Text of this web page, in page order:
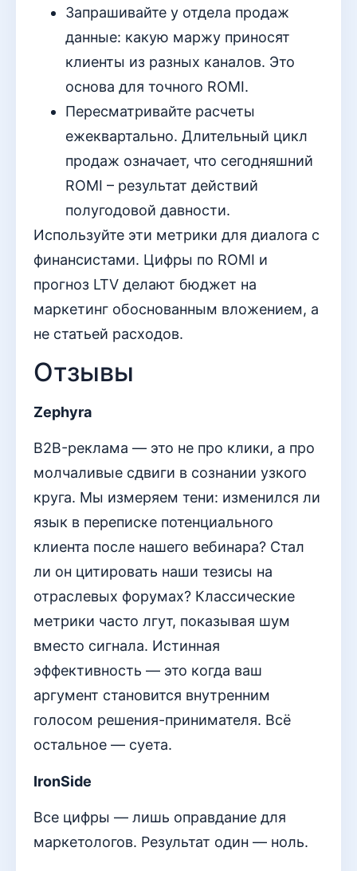
Запрашивайте у отдела продаж
данные: какую маржу приносят
клиенты из разных каналов. Это
основа для точного ROMI.
Пересматривайте расчеты
ежеквартально. Длительный цикл
продаж означает, что сегодняшний
ROMI – результат действий
полугодовой давности.
Используйте эти метрики для диалога с
финансистами. Цифры по ROMI и
прогноз LTV делают бюджет на
маркетинг обоснованным вложением, а
не статьей расходов.
Отзывы
Zephyra
B2B-реклама — это не про клики, а про
молчаливые сдвиги в сознании узкого
круга. Мы измеряем тени: изменился ли
язык в переписке потенциального
клиента после нашего вебинара? Стал
ли он цитировать наши тезисы на
отраслевых форумах? Классические
метрики часто лгут, показывая шум
вместо сигнала. Истинная
эффективность — это когда ваш
аргумент становится внутренним
голосом решения-принимателя. Всё
остальное — суета.
IronSide
Все цифры — лишь оправдание для
маркетологов. Результат один — ноль.